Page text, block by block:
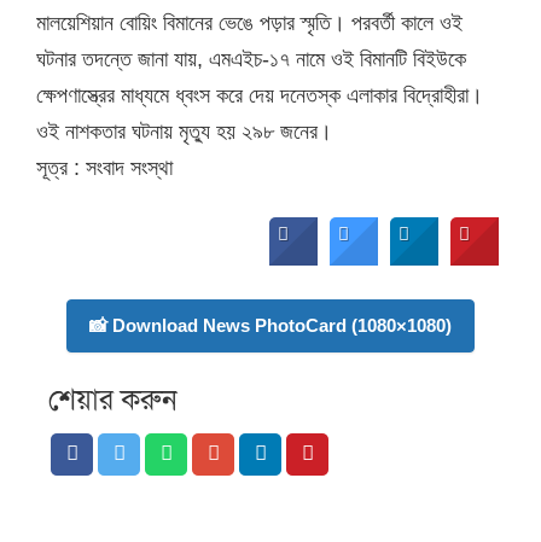
মালয়েশিয়ান বোয়িং বিমানের ভেঙে পড়ার স্মৃতি। পরবর্তী কালে ওই
ঘটনার তদন্তে জানা যায়, এমএইচ-১৭ নামে ওই বিমানটি বিইউকে
ক্ষেপণাস্ত্রের মাধ্যমে ধ্বংস করে দেয় দনেতস্ক এলাকার বিদ্রোহীরা।
ওই নাশকতার ঘটনায় মৃত্যু হয় ২৯৮ জনের।
সূত্র : সংবাদ সংস্থা
📸 Download News PhotoCard (1080×1080)
শেয়ার করুন